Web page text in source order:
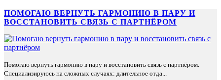
ПОМОГАЮ ВЕРНУТЬ ГАРМОНИЮ В ПАРУ И
ВОССТАНОВИТЬ СВЯЗЬ С ПАРТНЁРОМ
Помогаю вернуть гармонию в пару и восстановить связь с партнёром.
Специализируюсь на сложных случаях: длительное отда...